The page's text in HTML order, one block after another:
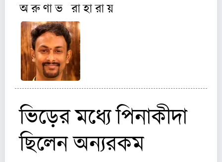
অ রু ণা ভ রা হা রা য়
ভিড়ের মধ্যে পিনাকীদা
ছিলেন অন্যরকম